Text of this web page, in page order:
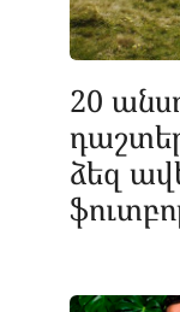
20
ձեզ